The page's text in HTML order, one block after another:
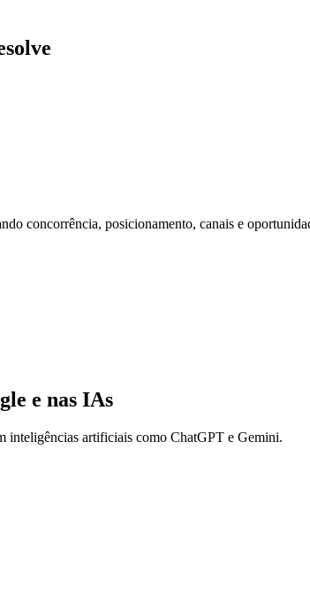
concorrência, posicionamento, canais e
e nas IAs
inteligências artificiais como ChatGPT e Gemini.